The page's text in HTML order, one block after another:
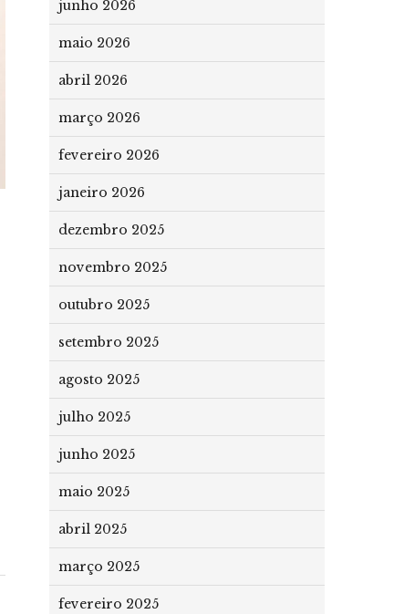
junho 2026
maio 2026
abril 2026
março 2026
fevereiro 2026
janeiro 2026
dezembro 2025
novembro 2025
outubro 2025
setembro 2025
agosto 2025
julho 2025
junho 2025
maio 2025
abril 2025
março 2025
fevereiro 2025